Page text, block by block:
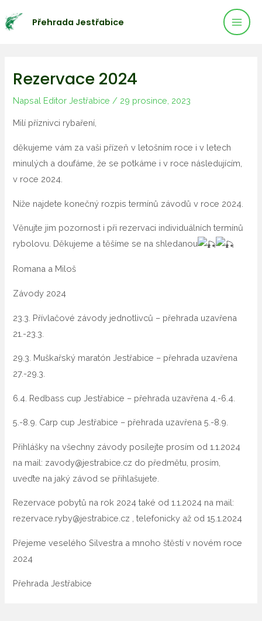
na
Přehrada Jestřabice
Rezervace 2024
Napsal Editor Jestřabice / 29 prosince, 2023
Milí příznivci rybaření,
děkujeme vám za vaši přízeň v letošním roce i v letech
minulých a doufáme, že se potkáme i v roce následujícím,
v roce 2024.
Níže najdete konečný rozpis termínů závodů v roce 2024.
Věnujte jim pozornost i při rezervaci individuálních termínů
rybolovu. Děkujeme a těšíme se na shledanou
Romana a Miloš
Závody 2024
23.3. Přívlačové závody jednotlivců – přehrada uzavřena
21.-23.3.
29.3. Muškařský maratón Jestřabice – přehrada uzavřena
27.-29.3.
6.4. Redbass cup Jestřabice – přehrada uzavřena 4.-6.4.
5.-8.9. Carp cup Jestřabice – přehrada uzavřena 5.-8.9.
Přihlášky na všechny závody posílejte prosím od 1.1.2024
na mail: zavody@jestrabice.cz do předmětu, prosím,
uveďte na jaký závod se přihlašujete.
Rezervace pobytů na rok 2024 také od 1.1.2024 na mail:
rezervace.ryby@jestrabice.cz , telefonicky až od 15.1.2024
Přejeme veselého Silvestra a mnoho štěstí v novém roce
2024
Přehrada Jestřabice